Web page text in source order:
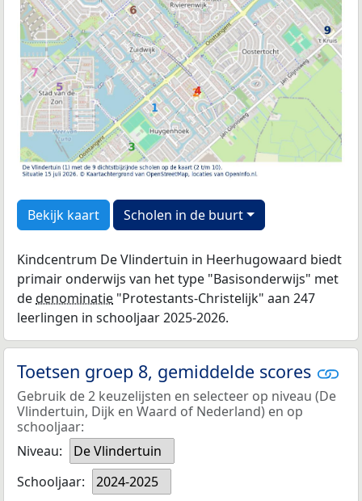
Bekijk kaart Scholen in de buurt
Kindcentrum De Vlindertuin in Heerhugowaard biedt
primair onderwijs van het type "Basisonderwijs" met
dedenominatie "Protestants-Christelijk" aan 247
leerlingen in schooljaar 2025-2026.
Toetsen groep 8, gemiddelde scores
Gebruik de 2 keuzelijsten en selecteer op niveau (De
Vlindertuin, Dijk en Waard of Nederland) en op
schooljaar:
Niveau:
De Vlindertuin
Schooljaar:
2024-2025